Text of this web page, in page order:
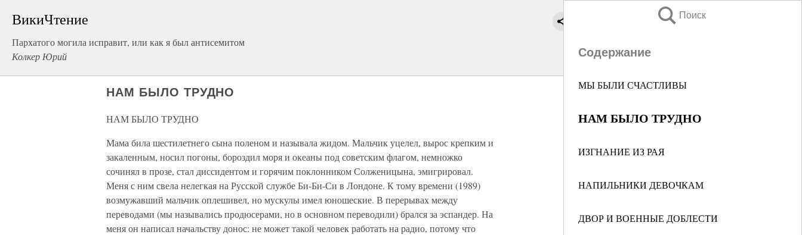
ВикиЧтение
Пархатого могила исправит, или как я был антисемитом
Колкер Юрий
Поиск
Содержание
МЫ БЫЛИ СЧАСТЛИВЫ
НАМ БЫЛО ТРУДНО
ИЗГНАНИЕ ИЗ РАЯ
НАПИЛЬНИКИ ДЕВОЧКАМ
ДВОР И ВОЕННЫЕ ДОБЛЕСТИ
НАМ БЫЛО ТРУДНО
НАМ БЫЛО ТРУДНО
Мама била шестилетнего сына поленом и называла жидом. Мальчик уцелел, вырос крепким и
закаленным, носил погоны, бороздил моря и океаны под советским флагом, немножко
сочинял в прозе, стал диссидентом и горячим поклонником Солженицына, эмигрировал.
Меня с ним свела нелегкая на Русской службе Би-Би-Си в Лондоне. К тому времени (1989)
возмужавший мальчик оплешивел, но мускулы имел юношеские. В перерывах между
переводами (мы назывались продюсерами, но в основном переводили) брался за эспандер. На
меня он написал начальству донос: не может такой человек работать на радио, потому что